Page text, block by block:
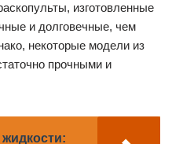
изготовленные
и долговечные, чем
некоторые модели из
прочными и